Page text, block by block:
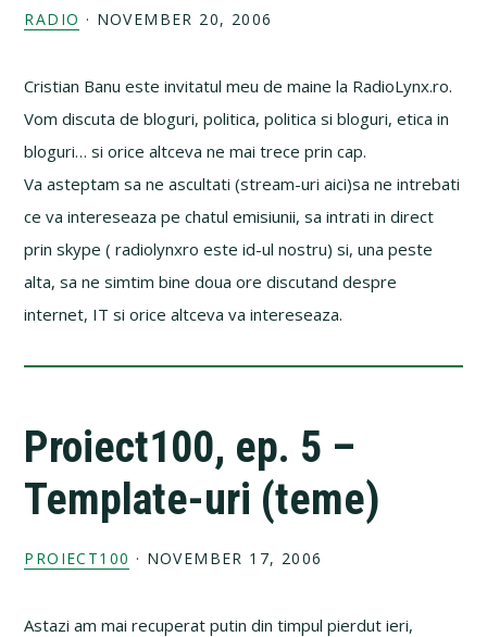
RADIO · NOVEMBER 20, 2006
Cristian Banu este invitatul meu de maine la RadioLynx.ro.
Vom discuta de bloguri, politica, politica si bloguri, etica in
bloguri… si orice altceva ne mai trece prin cap.
Va asteptam sa ne ascultati (stream-uri aici)sa ne intrebati
ce va intereseaza pe chatul emisiunii, sa intrati in direct
prin skype ( radiolynxro este id-ul nostru) si, una peste
alta, sa ne simtim bine doua ore discutand despre
internet, IT si orice altceva va intereseaza.
Proiect100, ep. 5 –
Template-uri (teme)
PROIECT100 · NOVEMBER 17, 2006
Astazi am mai recuperat putin din timpul pierdut ieri,